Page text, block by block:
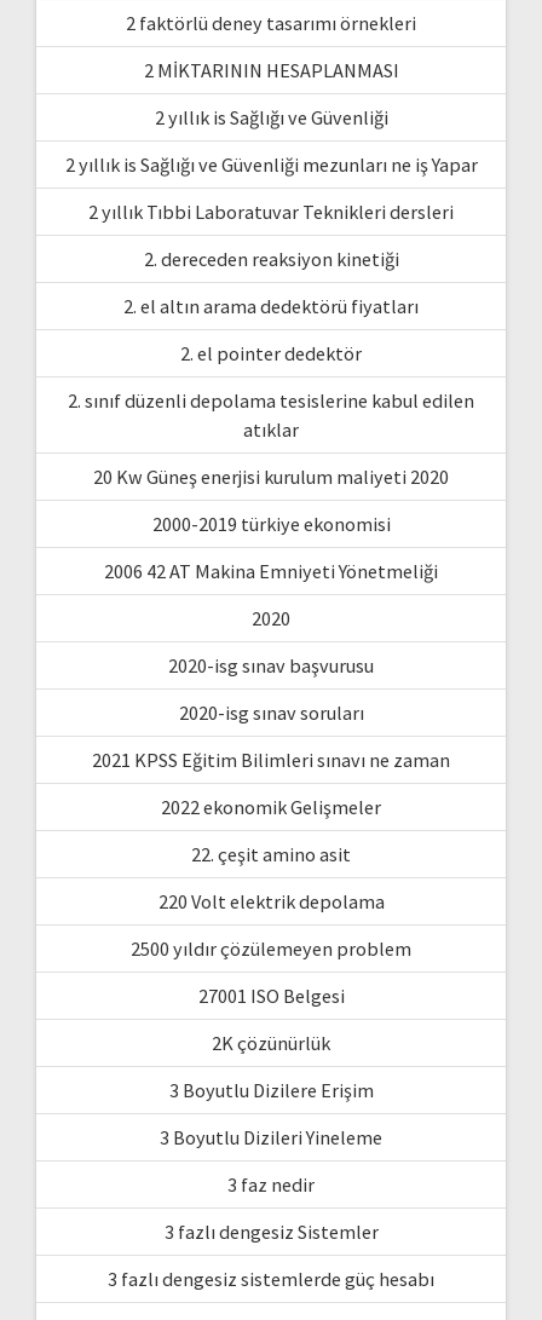
2 faktörlü deney tasarımı örnekleri
2 MİKTARININ HESAPLANMASI
2 yıllık is Sağlığı ve Güvenliği
2 yıllık is Sağlığı ve Güvenliği mezunları ne iş Yapar
2 yıllık Tıbbi Laboratuvar Teknikleri dersleri
2. dereceden reaksiyon kinetiği
2. el altın arama dedektörü fiyatları
2. el pointer dedektör
2. sınıf düzenli depolama tesislerine kabul edilen
atıklar
20 Kw Güneş enerjisi kurulum maliyeti 2020
2000-2019 türkiye ekonomisi
2006 42 AT Makina Emniyeti Yönetmeliği
2020
2020-isg sınav başvurusu
2020-isg sınav soruları
2021 KPSS Eğitim Bilimleri sınavı ne zaman
2022 ekonomik Gelişmeler
22. çeşit amino asit
220 Volt elektrik depolama
2500 yıldır çözülemeyen problem
27001 ISO Belgesi
2K çözünürlük
3 Boyutlu Dizilere Erişim
3 Boyutlu Dizileri Yineleme
3 faz nedir
3 fazlı dengesiz Sistemler
3 fazlı dengesiz sistemlerde güç hesabı